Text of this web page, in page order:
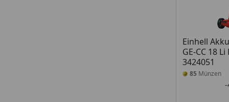
Einhell
GE-CC 18
3424051
85 Münzen
-